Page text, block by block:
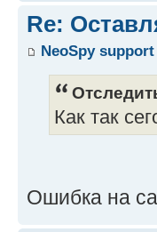
Re:
NeoSpy support
Как так
Ошибка на